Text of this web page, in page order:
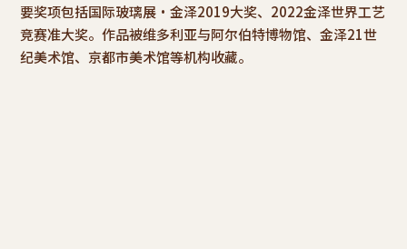
要奖项包括国际玻璃展·金泽2019大奖、2022金泽世界工艺
竞赛准大奖。作品被维多利亚与阿尔伯特博物馆、金泽21世
纪美术馆、京都市美术馆等机构收藏。